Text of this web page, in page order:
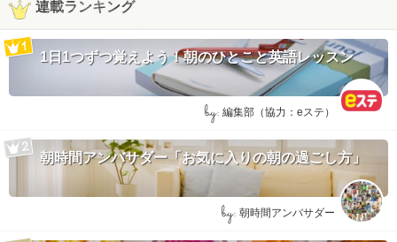
連載ランキング
1日1つずつ覚えよう！朝のひとこと英語レッスン
by: 編集部（協力：eステ）
朝時間アンバサダー「お気に入りの朝の過ごし方」
by: 朝時間アンバサダー